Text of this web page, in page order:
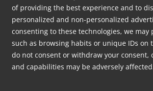
of providing the best experience and to
personalized and non-personalized
consenting to these technologies, we may
such as browsing habits or unique IDs on
do not consent or withdraw your consent,
and capabilities may be adversely
*
Nama
perusahaan
*
Email
*